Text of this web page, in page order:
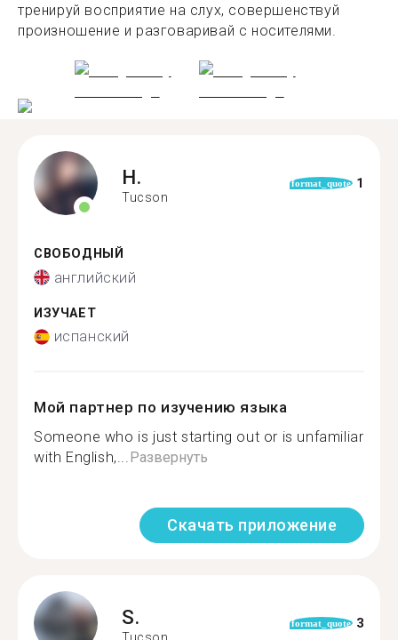
тренируй восприятие на слух, совершенствуй
произношение и разговаривай с носителями.
H.
Tucson
format_quote 1
СВОБОДНЫЙ
английский
ИЗУЧАЕТ
испанский
Мой партнер по изучению языка
Someone who is just starting out or is unfamiliar
with English,...Развернуть
Скачать приложение
S.
Tucson
format_quote 3